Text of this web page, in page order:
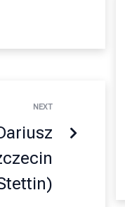
NEXT